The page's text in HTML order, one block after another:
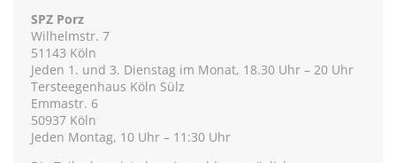
SPZ Porz
Wilhelmstr. 7
51143 Köln
Jeden 1. und 3. Dienstag im Monat, 18.30 Uhr – 20 Uhr
Tersteegenhaus Köln Sülz
Emmastr. 6
50937 Köln
Jeden Montag, 10 Uhr – 11:30 Uhr